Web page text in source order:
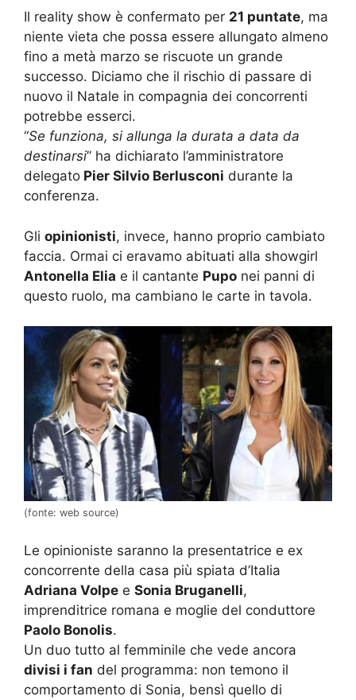
Il reality show è confermato per 21 puntate, ma
niente vieta che possa essere allungato almeno
fino a metà marzo se riscuote un grande
successo. Diciamo che il rischio di passare di
nuovo il Natale in compagnia dei concorrenti
potrebbe esserci.
“Se funziona, si allunga la durata a data da
destinarsi” ha dichiarato l’amministratore
delegato Pier Silvio Berlusconi durante la
conferenza.
Gli opinionisti, invece, hanno proprio cambiato
faccia. Ormai ci eravamo abituati alla showgirl
Antonella Elia e il cantante Pupo nei panni di
questo ruolo, ma cambiano le carte in tavola.
(fonte: web source)
Le opinioniste saranno la presentatrice e ex
concorrente della casa più spiata d’Italia
Adriana Volpe e Sonia Bruganelli,
imprenditrice romana e moglie del conduttore
Paolo Bonolis.
Un duo tutto al femminile che vede ancora
divisi i fan del programma: non temono il
comportamento di Sonia, bensì quello di